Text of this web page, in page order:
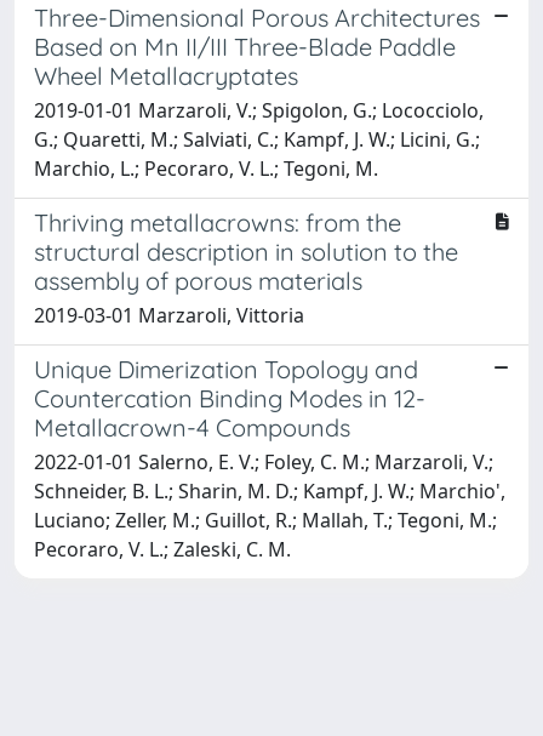
Three-Dimensional Porous Architectures
Based on Mn II/III Three-Blade Paddle
Wheel Metallacryptates
2019-01-01 Marzaroli, V.; Spigolon, G.; Lococciolo,
G.; Quaretti, M.; Salviati, C.; Kampf, J. W.; Licini, G.;
Marchio, L.; Pecoraro, V. L.; Tegoni, M.
Thriving metallacrowns: from the
structural description in solution to the
assembly of porous materials
2019-03-01 Marzaroli, Vittoria
Unique Dimerization Topology and
Countercation Binding Modes in 12-
Metallacrown-4 Compounds
2022-01-01 Salerno, E. V.; Foley, C. M.; Marzaroli, V.;
Schneider, B. L.; Sharin, M. D.; Kampf, J. W.; Marchio',
Luciano; Zeller, M.; Guillot, R.; Mallah, T.; Tegoni, M.;
Pecoraro, V. L.; Zaleski, C. M.